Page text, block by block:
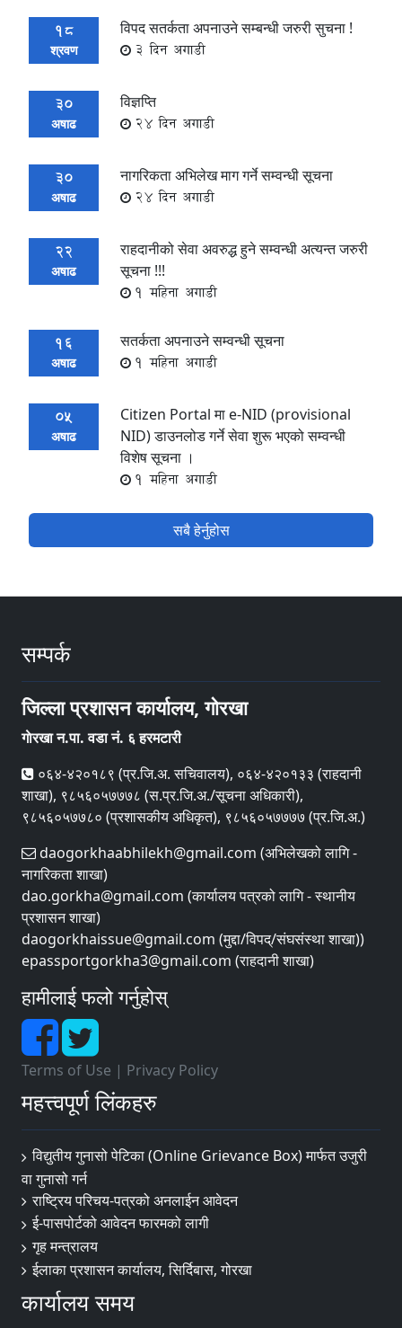
18
श्रवण
विपद सतर्कता अपनाउने सम्बन्धी जरुरी सुचना !
3 दिन अगाडी
30
अषाढ
विज्ञप्ति
24 दिन अगाडी
30
अषाढ
नागरिकता अभिलेख माग गर्ने सम्वन्धी सूचना
24 दिन अगाडी
22
अषाढ
राहदानीको सेवा अवरुद्ध हुने सम्वन्धी अत्यन्त जरुरी
सूचना !!!
1 महिना अगाडी
16
अषाढ
सतर्कता अपनाउने सम्वन्धी सूचना
1 महिना अगाडी
05
अषाढ
Citizen Portal मा e-NID (provisional
NID) डाउनलोड गर्ने सेवा शुरू भएको सम्वन्धी
विशेष सूचना ।
1 महिना अगाडी
सबै हेर्नुहोस
सम्पर्क
जिल्ला प्रशासन कार्यालय, गाेरखा
गाेरखा न.पा. वडा नं. ६ हरमटारी
०६४-४२०१८९ (प्र.जि.अ. सचिवालय), ०६४-४२०१३३ (राहदानी
शाखा), ९८५६०५७७७८ (स.प्र.जि.अ./सूचना अधिकारी),
९८५६०५७७८० (प्रशासकीय अधिकृत), ९८५६०५७७७७ (प्र.जि.अ.)
daogorkhaabhilekh@gmail.com (अभिलेखको लागि -
नागरिकता शाखा)
dao.gorkha@gmail.com (कार्यालय पत्रको लागि - स्थानीय
प्रशासन शाखा)
daogorkhaissue@gmail.com (मुद्दा/विपद्/संघसंस्था शाखा))
epassportgorkha3@gmail.com (राहदानी शाखा)
हामीलाई फलो गर्नुहोस्
Terms of Use | Privacy Policy
महत्त्वपूर्ण लिंकहरु
विद्युतीय गुनासो पेटिका (Online Grievance Box) मार्फत उजुरी
वा गुनासो गर्न
राष्‍ट्रिय परिचय-पत्रको अनलाईन आवेदन
ई-पासपोर्टको आवेदन फारमको लागी
गृह मन्त्रालय
ईलाका प्रशासन कार्यालय, सिर्दिबास, गोरखा
कार्यालय समय